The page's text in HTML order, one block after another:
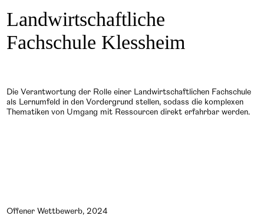
Landwirtschaftliche
Fachschule Klessheim
Die Verantwortung der Rolle einer Landwirtschaftlichen Fachschule
als Lernumfeld in den Vordergrund stellen, sodass die komplexen
Thematiken von Umgang mit Ressourcen direkt erfahrbar werden.
Offener Wettbewerb, 2024